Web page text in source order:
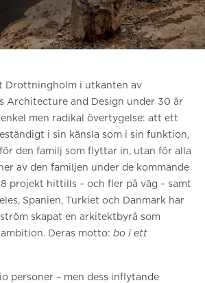
Drottningholm i utkanten av
Architecture and Design under 30 år
men radikal övertygelse: att ett
i sin känsla som i sin funktion,
den familj som flyttar in, utan för alla
av den familjen under de kommande
projekt hittills – och fler på väg – samt
Spanien, Turkiet och Danmark har
skapat en arkitektbyrå som
Deras motto: bo i ett
personer – men dess inflytande